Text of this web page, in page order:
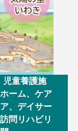
児童養護施
ーム、ケア
、デイサー
問リハビリ